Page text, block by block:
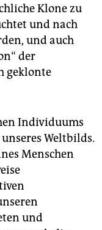
Klone zu
und nach
und auch
der
geklonte
Individuums
Weltbilds.
Menschen
und